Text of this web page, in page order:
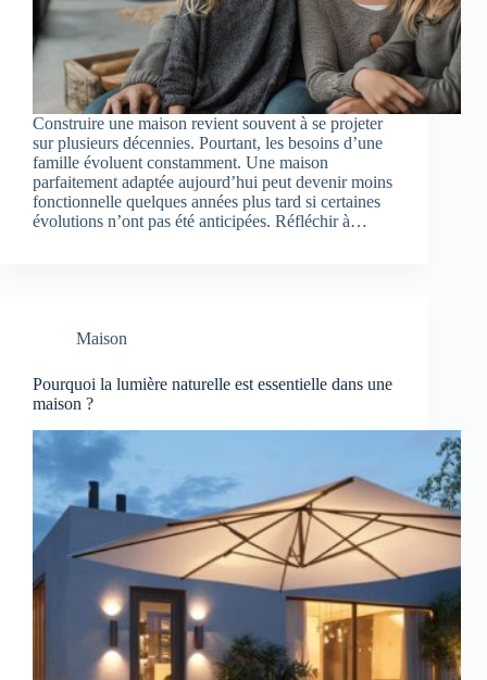
Construire une maison revient souvent à se projeter
sur plusieurs décennies. Pourtant, les besoins d’une
famille évoluent constamment. Une maison
parfaitement adaptée aujourd’hui peut devenir moins
fonctionnelle quelques années plus tard si certaines
évolutions n’ont pas été anticipées. Réfléchir à…
Maison
Pourquoi la lumière naturelle est essentielle dans une
maison ?